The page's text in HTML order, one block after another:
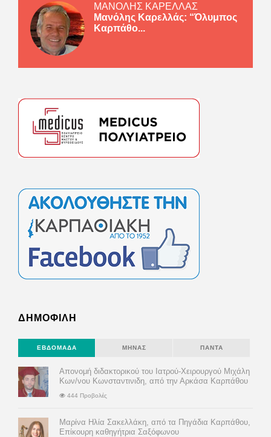
ΜΑΝΟΛΗΣ ΚΑΡΕΛΛΑΣ
Μανόλης Καρελλάς: “Όλυμπος
Καρπάθο...
ΔΗΜΟΦΙΛΗ
ΕΒΔΟΜΆΔΑ ΜΉΝΑΣ ΠΆΝΤΑ
Απονομή διδακτορικού του Ιατρού-Χειρουργού Μιχάλη
Κων/νου Κωνσταντινιδη, από την Αρκάσα Καρπάθου
444 Προβολές
Μαρίνα Ηλία Σακελλάκη, από τα Πηγάδια Καρπάθου,
Επίκουρη καθηγήτρια Σαξόφωνου